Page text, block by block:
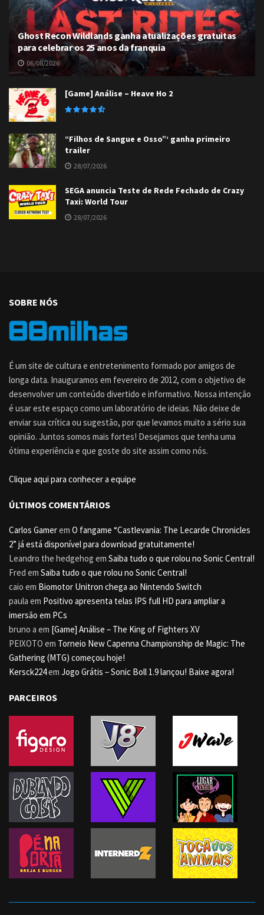
Ghost Recon Wildlands ganha atualizações gratuitas
para celebrar os 25 anos da franquia
06/08/2026
[Game] Análise – Heave Ho 2
“Filhos de Sangue e Osso”‘ ganha primeiro
trailer
28/07/2026
SEGA anuncia Teste de Rede Fechado de Crazy
Taxi: World Tour
28/07/2026
SOBRE NÓS
É um site de cultura e entretenimento formado por amigos de
longa data. Inauguramos em fevereiro de 2012, com o objetivo de
desenvolver um conteúdo divertido e informativo. Nossa intenção
é usar este espaço como um laboratório de ideias. Não deixe de
enviar sua crítica ou sugestão, por que levamos muito a sério sua
opinião. Juntos somos mais fortes! Desejamos que tenha uma
ótima experiência e que goste do site assim como nós.
Clique aqui para conhecer a equipe
ÚLTIMOS COMENTÁRIOS
Carlos Gamerem O fangame “Castlevania: The Lecarde Chronicles
2” já está disponível para download gratuitamente!
Leandro the hedgehog em Saiba tudo o que rolou no Sonic Central!
Fred em Saiba tudo o que rolou no Sonic Central!
caio em Biomotor Unitron chega ao Nintendo Switch
paula em Positivo apresenta telas IPS full HD para ampliar a
imersão em PCs
bruno a em [Game] Análise – The King of Fighters XV
PEIXOTO em Torneio New Capenna Championship de Magic: The
Gathering (MTG) começou hoje!
Kersck224em Jogo Grátis – Sonic Boll 1.9 lançou! Baixe agora!
PARCEIROS